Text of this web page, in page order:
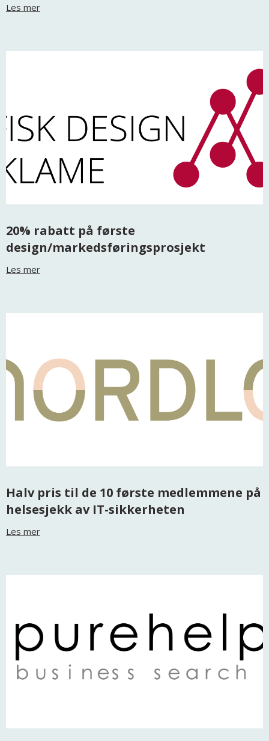
Les mer
20% rabatt på første
design/markedsføringsprosjekt
Les mer
Halv pris til de 10 første medlemmene på
helsesjekk av IT-sikkerheten
Les mer